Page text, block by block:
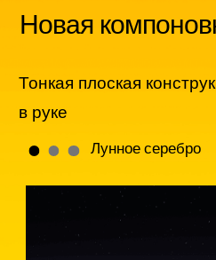
Новая
Тонкая плоская
в руке
Зелёная